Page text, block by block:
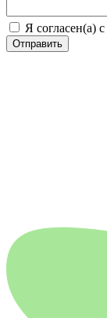
Я согласен(а) с
Отправить